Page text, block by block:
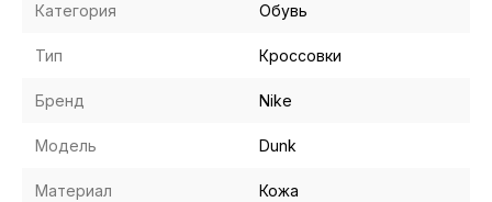
Категория Обувь
Тип Кроссовки
Бренд Nike
Модель Dunk
Материал Кожа